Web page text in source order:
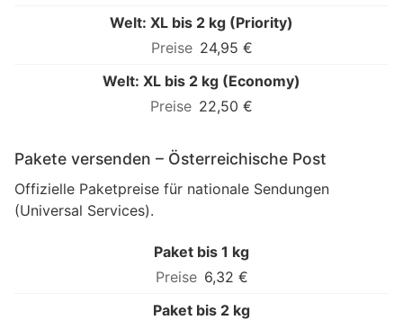
Welt: XL bis 2 kg (Priority)
24,95 €
Welt: XL bis 2 kg (Economy)
22,50 €
Pakete versenden – Österreichische Post
Offizielle Paketpreise für nationale Sendungen
(Universal Services).
Paket bis 1 kg
6,32 €
Paket bis 2 kg